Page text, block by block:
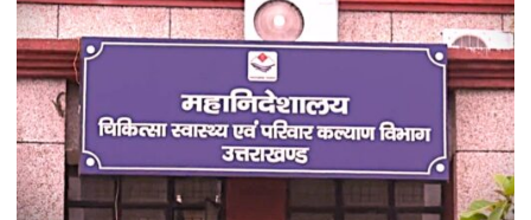
में
बिखर
जिंदगियां,
दो
की
दर्दनाक